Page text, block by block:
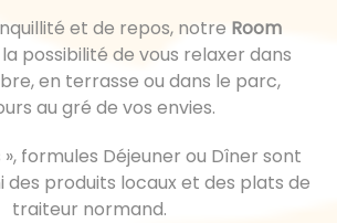
et de repos, notre Room
possibilité de vous relaxer dans
en terrasse ou dans le parc,
au gré de vos envies.
formules Déjeuner ou Dîner sont
des produits locaux et des plats de
traiteur normand.